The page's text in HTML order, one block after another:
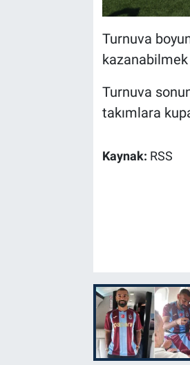
Turnuva
Turnuva
takımlara
Kaynak: RSS